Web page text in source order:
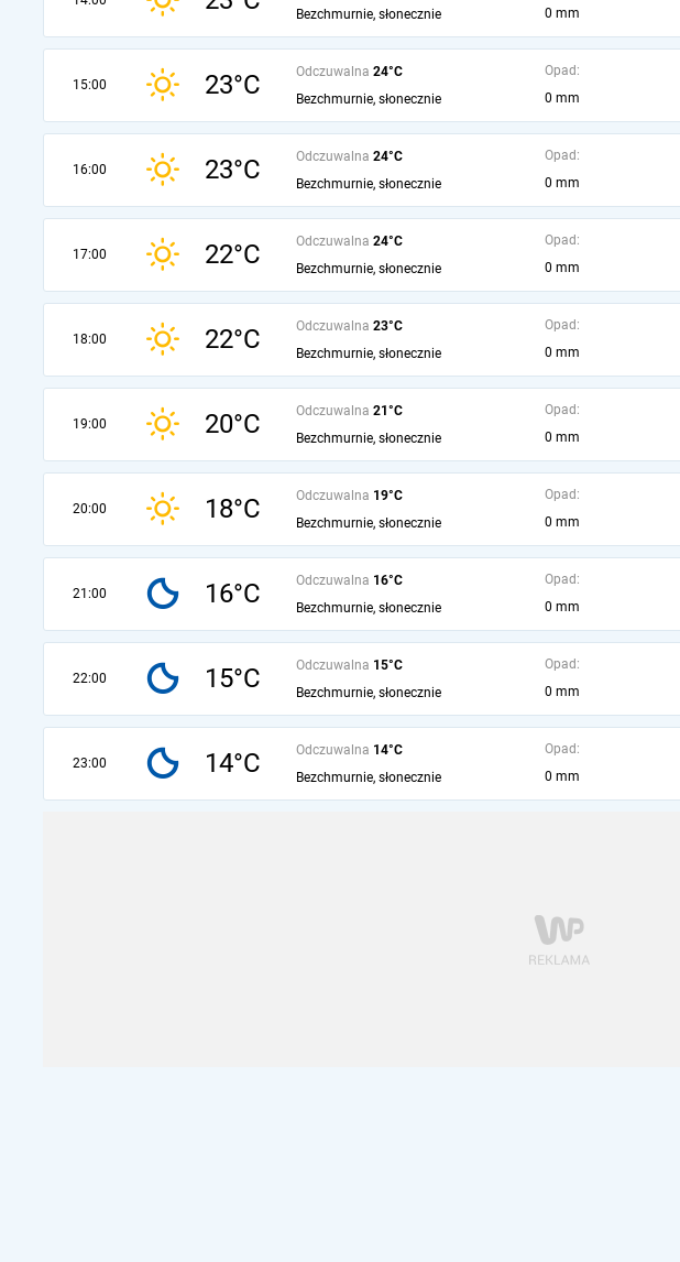
Bezchmurnie, słonecznie
0 mm
15:00 23°C Odczuwalna 24°C
Bezchmurnie, słonecznie
Opad:
0 mm
16:00 23°C Odczuwalna 24°C
Bezchmurnie, słonecznie
Opad:
0 mm
17:00 22°C Odczuwalna 24°C
Bezchmurnie, słonecznie
Opad:
0 mm
18:00 22°C Odczuwalna 23°C
Bezchmurnie, słonecznie
Opad:
0 mm
19:00 20°C Odczuwalna 21°C
Bezchmurnie, słonecznie
Opad:
0 mm
20:00 18°C Odczuwalna 19°C
Bezchmurnie, słonecznie
Opad:
0 mm
21:00 16°C Odczuwalna 16°C
Bezchmurnie, słonecznie
Opad:
0 mm
22:00 15°C Odczuwalna 15°C
Bezchmurnie, słonecznie
Opad:
0 mm
23:00 14°C Odczuwalna 14°C
Bezchmurnie, słonecznie
Opad:
0 mm